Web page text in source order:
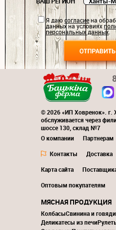
Я даюсогласиена
данных на условиях
персональных данных.
© 2026 «ИП Ховренок». г.
обслуживается через
шоссе 130, склад №7
О компании
Партнерам
Контакты
Доставка
Карта сайта
Оптовым покупателям
МЯСНАЯ ПРОДУКЦИЯ
КолбасыСвинина и
Деликатесы из печи